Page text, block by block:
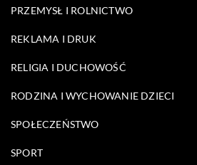
PRZEMYSŁ I ROLNICTWO
REKLAMA I DRUK
RELIGIA I DUCHOWOŚĆ
RODZINA I WYCHOWANIE DZIECI
SPOŁECZEŃSTWO
SPORT